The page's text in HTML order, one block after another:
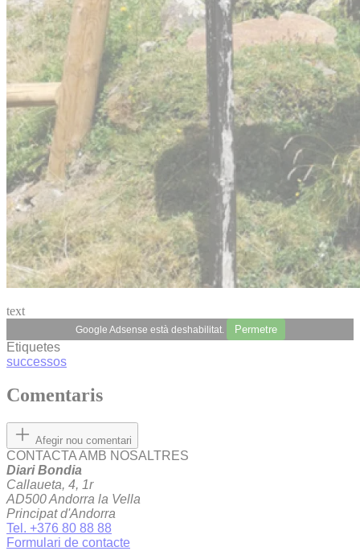
text
Google Adsense està deshabilitat. Permetre
Etiquetes
successos
Comentaris
Afegir nou comentari
CONTACTA AMB NOSALTRES
Diari Bondia
Callaueta, 4, 1r
AD500 Andorra la Vella
Principat d'Andorra
Tel. +376 80 88 88
Formulari de contacte